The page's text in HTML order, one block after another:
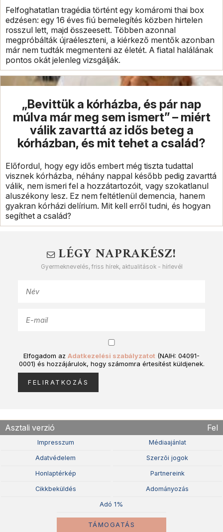
Felfoghatatlan tragédia történt egy komáromi thai box
edzésen: egy 16 éves fiú bemelegítés közben hirtelen
rosszul lett, majd összeesett. Többen azonnal
megpróbálták újraéleszteni, a kiérkező mentők azonban
már nem tudták megmenteni az életét. A fiatal halálának
pontos okát jelenleg vizsgálják.
„Bevittük a kórházba, és pár nap
múlva már meg sem ismert” – miért
válik zavarttá az idős beteg a
kórházban, és mit tehet a család?
Előfordul, hogy egy idős embert még tiszta tudattal
visznek kórházba, néhány nappal később pedig zavarttá
válik, nem ismeri fel a hozzátartozóit, vagy szokatlanul
aluszékony lesz. Ez nem feltétlenül demencia, hanem
gyakran kórházi delírium. Mit kell erről tudni, és hogyan
segíthet a család?
LÉGY NAPRAKÉSZ!
Gyermeknevelés, friss hírek, aktualitások - hírlevél
Elfogadom az Adatkezelési szabályzatot (NAIH: 04091-
0001) és hozzájárulok, hogy számomra értesítést küldjenek.
Asztali verzió Fel
Impresszum Médiaajánlat
Adatvédelem Szerzõi jogok
Honlaptérkép Partnereink
Cikkbeküldés Adományozás
Adó 1%
TÁMOGATÁS